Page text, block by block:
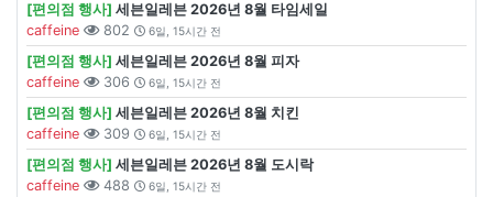
[편의점 행사] 세븐일레븐 2026년 8월 타임세일
caffeine
802 6일, 15시간 전
[편의점 행사] 세븐일레븐 2026년 8월 피자
caffeine
306 6일, 15시간 전
[편의점 행사] 세븐일레븐 2026년 8월 치킨
caffeine
309 6일, 15시간 전
[편의점 행사] 세븐일레븐 2026년 8월 도시락
caffeine
488 6일, 15시간 전